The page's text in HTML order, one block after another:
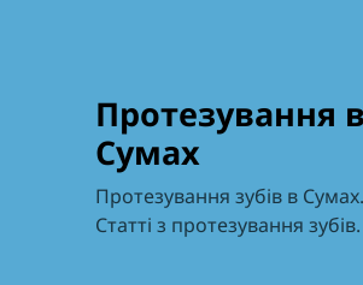
Протезування в
Сумах
Протезування зубів в Сумах.
Статті з протезування зубів.